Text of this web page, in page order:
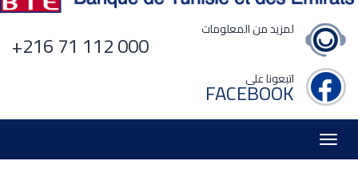
لمزيد من المعلومات +216 71 112 000
اتبعونا على
FACEBOOK
Toggle
navigation